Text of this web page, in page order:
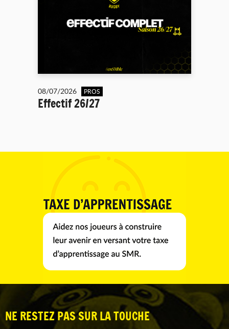
08/07/2026 PROS
Effectif 26/27
NE RESTEZ PAS SUR LA TOUCHE